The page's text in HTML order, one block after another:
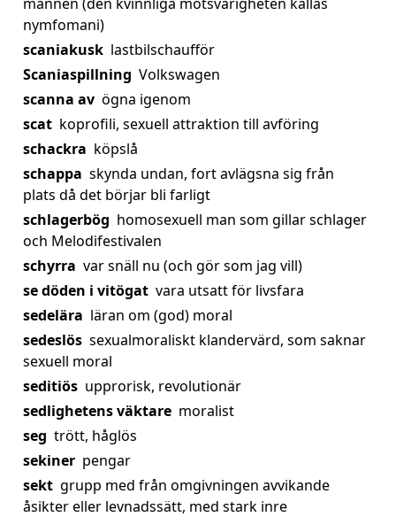
nymfomani)
scaniakusk lastbilschaufför
Scaniaspillning Volkswagen
scanna av ögna igenom
scat koprofili, sexuell attraktion till avföring
schackra köpslå
schappa skynda undan, fort avlägsna sig från
plats då det börjar bli farligt
schlagerbög homosexuell man som gillar schlager
och Melodifestivalen
schyrra var snäll nu (och gör som jag vill)
se döden i vitögat vara utsatt för livsfara
sedelära läran om (god) moral
sedeslös sexualmoraliskt klandervärd, som saknar
sexuell moral
seditiös upprorisk, revolutionär
sedlighetens väktare moralist
seg trött, håglös
sekiner pengar
sekt grupp med från omgivningen avvikande
åsikter eller levnadssätt, med stark inre